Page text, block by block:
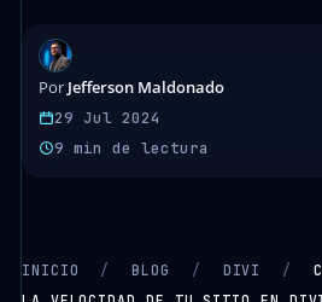
Por Jefferson Maldonado
29 Jul 2024
9 min de lectura
INICIO / BLOG / DIVI /